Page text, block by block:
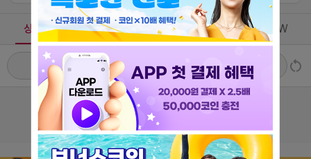
상담가능 상담중 즐겨찾기 최근VIEW
# 느낌 # 스타일 # 주제 # 매너
조회된 선생님이 없습니다.